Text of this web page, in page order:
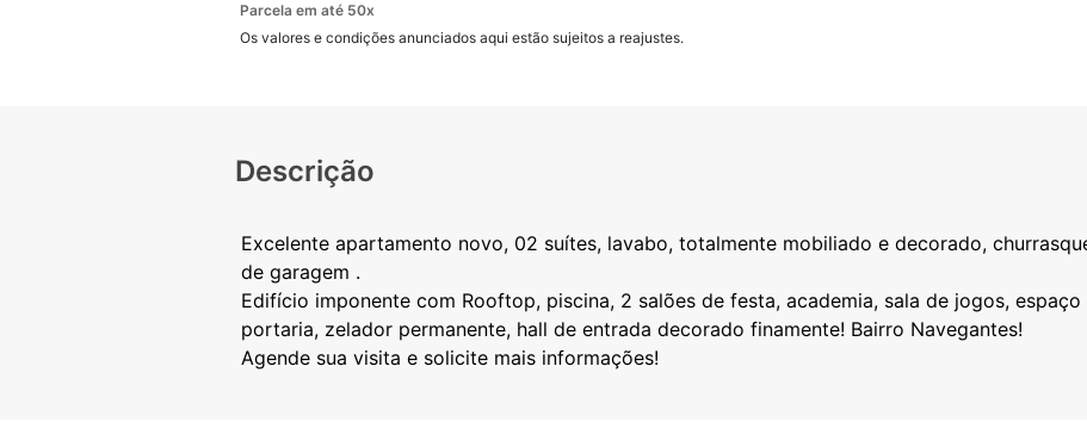
Parcela em até 50x
Os valores e condições anunciados aqui estão sujeitos a reajustes.
Descrição
Excelente apartamento novo, 02 suítes, lavabo, totalmente mobiliado e decorado,
de garagem .
Edifício imponente com Rooftop, piscina, 2 salões de festa, academia, sala de jogos,
portaria, zelador permanente, hall de entrada decorado finamente! Bairro Navegantes!